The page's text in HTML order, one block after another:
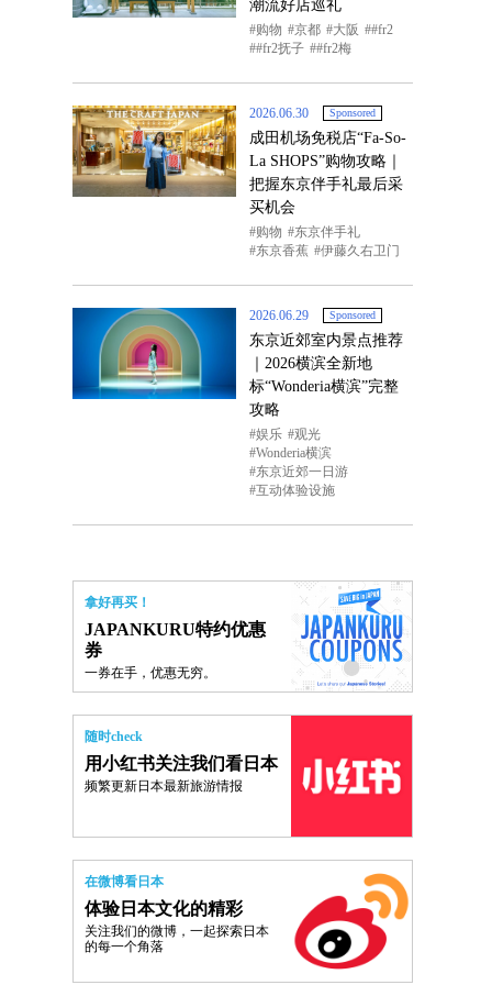
潮流好店巡礼
购物 京都 大阪
#fr2
#fr2抚子
#fr2梅
2026.06.30 Sponsored
成田机场免税店“Fa-So-
La SHOPS”购物攻略｜
把握东京伴手礼最后采
买机会
购物
东京伴手礼
东京香蕉
伊藤久右卫门
2026.06.29 Sponsored
东京近郊室内景点推荐
｜2026横滨全新地
标“Wonderia横滨”完整
攻略
娱乐
观光
Wonderia横滨
东京近郊一日游
互动体验设施
拿好再买！
JAPANKURU特约优惠
券
一券在手，优惠无穷。
随时check
用小红书关注我们看日本
频繁更新日本最新旅游情报
在微博看日本
体验日本文化的精彩
关注我们的微博，一起探索日本
的每一个角落